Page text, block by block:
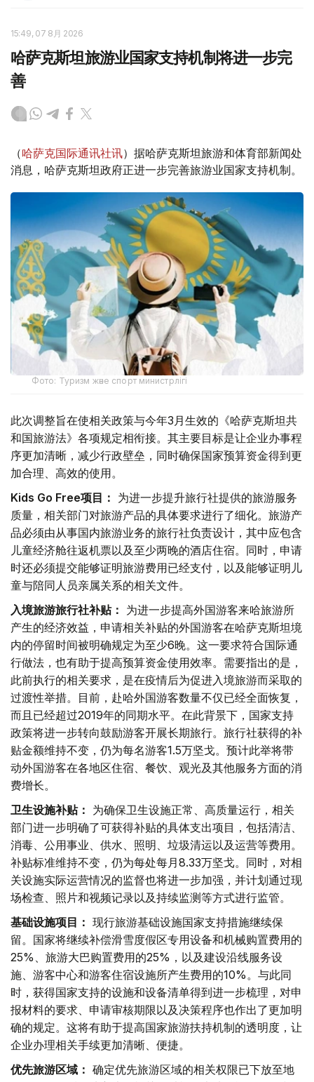
15:49, 07 8月 2026
哈萨克斯坦旅游业国家支持机制将进一步完
善
（哈萨克国际通讯社讯）据哈萨克斯坦旅游和体育部新闻处
消息，哈萨克斯坦政府正进一步完善旅游业国家支持机制。
Фото: Туризм және спорт министрлігі
此次调整旨在使相关政策与今年3月生效的《哈萨克斯坦共
和国旅游法》各项规定相衔接。其主要目标是让企业办事程
序更加清晰，减少行政壁垒，同时确保国家预算资金得到更
加合理、高效的使用。
Kids Go Free项目： 为进一步提升旅行社提供的旅游服务
质量，相关部门对旅游产品的具体要求进行了细化。旅游产
品必须由从事国内旅游业务的旅行社负责设计，其中应包含
儿童经济舱往返机票以及至少两晚的酒店住宿。同时，申请
时还必须提交能够证明旅游费用已经支付，以及能够证明儿
童与陪同人员亲属关系的相关文件。
入境旅游旅行社补贴： 为进一步提高外国游客来哈旅游所
产生的经济效益，申请相关补贴的外国游客在哈萨克斯坦境
内的停留时间被明确规定为至少6晚。这一要求符合国际通
行做法，也有助于提高预算资金使用效率。需要指出的是，
此前执行的相关要求，是在疫情后为促进入境旅游而采取的
过渡性举措。目前，赴哈外国游客数量不仅已经全面恢复，
而且已经超过2019年的同期水平。在此背景下，国家支持
政策将进一步转向鼓励游客开展长期旅行。旅行社获得的补
贴金额维持不变，仍为每名游客1.5万坚戈。预计此举将带
动外国游客在各地区住宿、餐饮、观光及其他服务方面的消
费增长。
卫生设施补贴： 为确保卫生设施正常、高质量运行，相关
部门进一步明确了可获得补贴的具体支出项目，包括清洁、
消毒、公用事业、供水、照明、垃圾清运以及运营等费用。
补贴标准维持不变，仍为每处每月8.33万坚戈。同时，对相
关设施实际运营情况的监督也将进一步加强，并计划通过现
场检查、照片和视频记录以及持续监测等方式进行监管。
基础设施项目： 现行旅游基础设施国家支持措施继续保
留。国家将继续补偿滑雪度假区专用设备和机械购置费用的
25%、旅游大巴购置费用的25%，以及建设沿线服务设
施、游客中心和游客住宿设施所产生费用的10%。与此同
时，获得国家支持的设施和设备清单得到进一步梳理，对申
报材料的要求、申请审核期限以及决策程序也作出了更加明
确的规定。这将有助于提高国家旅游扶持机制的透明度，让
企业办理相关手续更加清晰、便捷。
优先旅游区域： 确定优先旅游区域的相关权限已下放至地